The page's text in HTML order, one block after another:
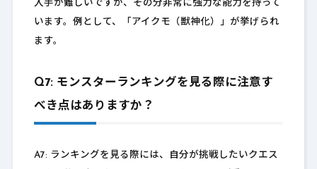
入手が難しいですが、その分非常に強力な能力を持って
います。例として、「アイクモ（獣神化）」が挙げられ
ます。
Q7: モンスターランキングを見る際に注意す
べき点はありますか？
A7: ランキングを見る際には、自分が挑戦したいクエス